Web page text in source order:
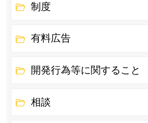
制度
有料広告
開発行為等に関すること
相談